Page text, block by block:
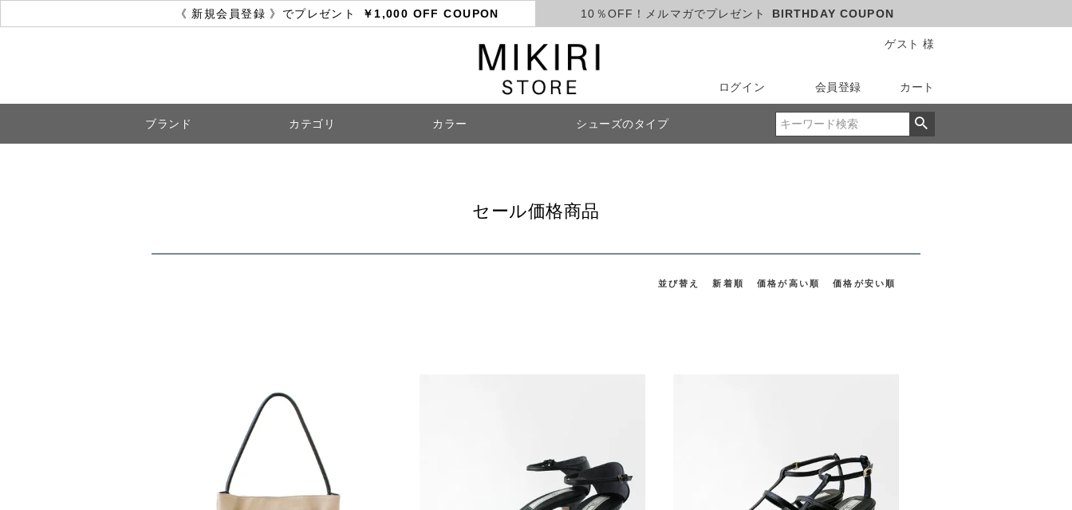
《 新規会員登録 》でプレゼント ￥1,000 OFF COUPON 10％OFF！メルマガでプレゼント BIRTHDAY COUPON
ゲスト 様
会員登録
ログイン カート
ブランド カテゴリ カラー シューズのタイプ
セール価格商品
並び替え 新着順 価格が高い順 価格が安い順